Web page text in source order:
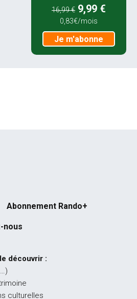
16,99 € 9,99 €
0,83€/mois
Je m'abonne
Abonnement Rando+
nous
découvrir :
culturelles